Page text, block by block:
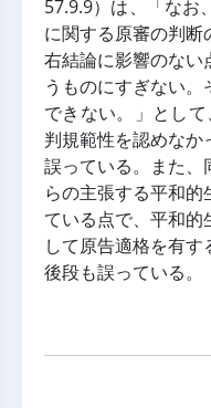
57.9.9）は、「なお
に関する原審の判
右結論に影響のない
うものにすぎない
できない。」とし
判規範性を認めな
誤っている。また、
らの主張する平和
ている点で、平和的
して原告適格を有
後段も誤っている。